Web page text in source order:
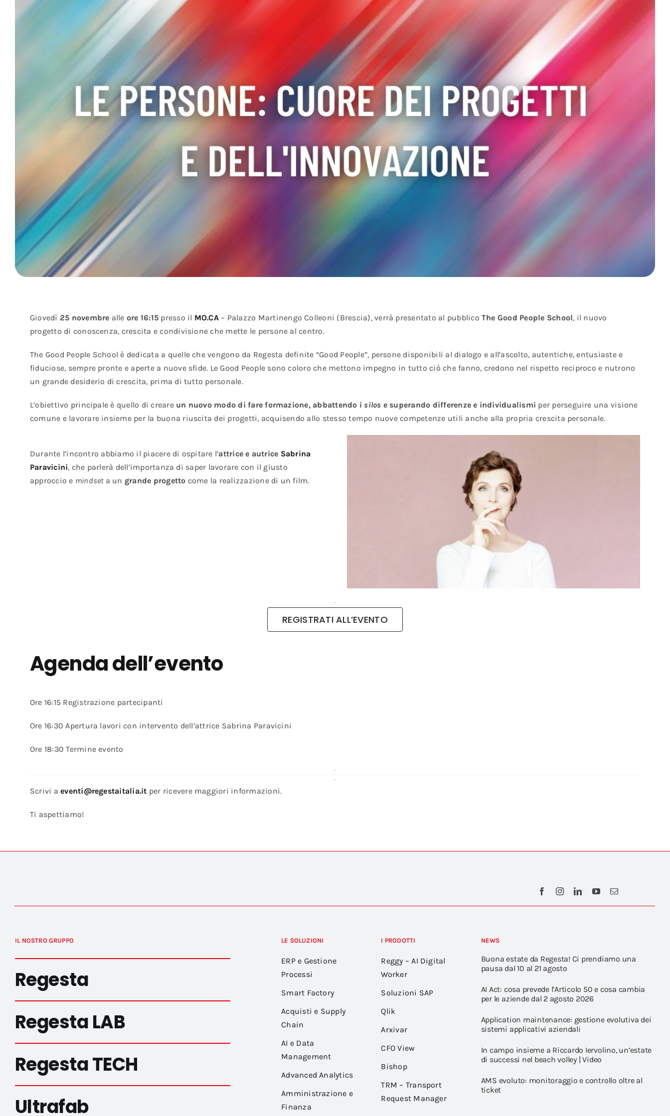
Giovedì 25 novembre alle ore 16:15 presso il MO.CA– Palazzo Martinengo Colleoni (Brescia), verrà presentato al pubblicoThe Good People School, il nuovo
progetto di conoscenza, crescita e condivisione che mette le persone al centro.
The Good People School è dedicata a quelle che vengono da Regesta definite “Good People”, persone disponibili al dialogo e all’ascolto, autentiche, entusiaste e
fiduciose, sempre pronte e aperte a nuove sfide. Le Good People sono coloro che mettono impegno in tutto ciò che fanno, credono nel rispetto reciproco e nutrono
un grande desiderio di crescita, prima di tutto personale.
L’obiettivo principale è quello di creare un nuovo modo di fare formazione, abbattendo i silos e superando differenze e individualismi per perseguire una visione
comune e lavorare insieme per la buona riuscita dei progetti, acquisendo allo stesso tempo nuove competenze utili anche alla propria crescita personale.
Durante l’incontro abbiamo il piacere di ospitare l’attrice e autrice Sabrina
Paravicini, che parlerà dell’importanza di saper lavorare con il giusto
approccio e mindseta un grande progetto come la realizzazione di un film.
REGISTRATI ALL’EVENTO
Agenda dell’evento
Ore 16:15 Registrazione partecipanti
Ore 16:30 Apertura lavori con intervento dell’attrice Sabrina Paravicini
Ore 18:30Termine evento
Scrivi aeventi@regestaitalia.it per ricevere maggiori informazioni.
Ti aspettiamo!
IL NOSTRO GRUPPO
Regesta
Regesta LAB
Regesta TECH
Ultrafab
LE SOLUZIONI
ERP e Gestione
Processi
Smart Factory
Acquisti e Supply
Chain
AI e Data
Management
Advanced Analytics
Amministrazione e
Finanza
I PRODOTTI
Reggy – AI Digital
Worker
Soluzioni SAP
Qlik
Arxivar
CFO View
Bishop
TRM – Transport
Request Manager
NEWS
Buona estate da Regesta! Ci prendiamo una
pausa dal 10 al 21 agosto
AI Act: cosa prevede l’Articolo 50 e cosa cambia
per le aziende dal 2 agosto 2026
Application maintenance: gestione evolutiva dei
sistemi applicativi aziendali
In campo insieme a Riccardo Iervolino, un’estate
di successi nel beach volley | Video
AMS evoluto: monitoraggio e controllo oltre al
ticket